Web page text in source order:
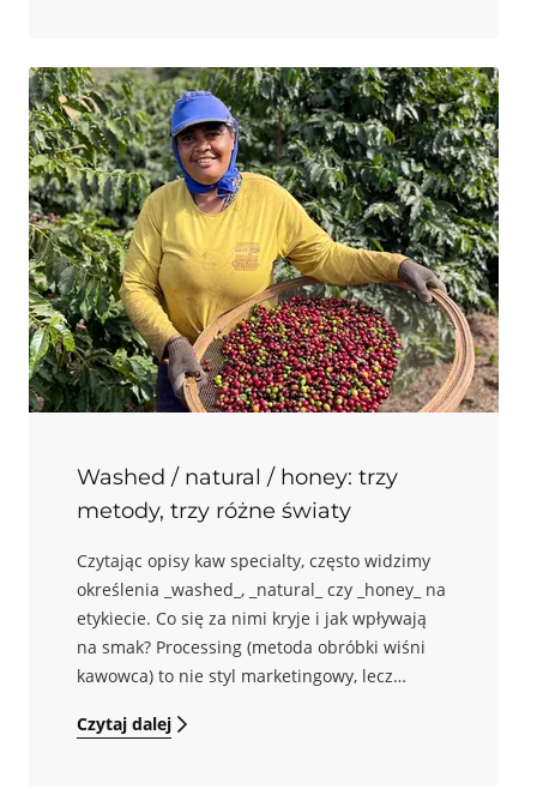
odpowiedzieć: kiedy płacimy za świadomą
kontrolę procesu, a kiedy za modną etykietę.
Zapraszam na kolejny artykuł z serii
Vademecum kawy Specialty.
Washed / natural / honey: trzy
metody, trzy różne światy
Czytając opisy kaw specialty, często widzimy
określenia _washed_, _natural_ czy _honey_ na
etykiecie. Co się za nimi kryje i jak wpływają
na smak? Processing (metoda obróbki wiśni
kawowca) to nie styl marketingowy, lecz
kształtują profil smakowy kawy. Innymi słowy,
Czytaj dalej